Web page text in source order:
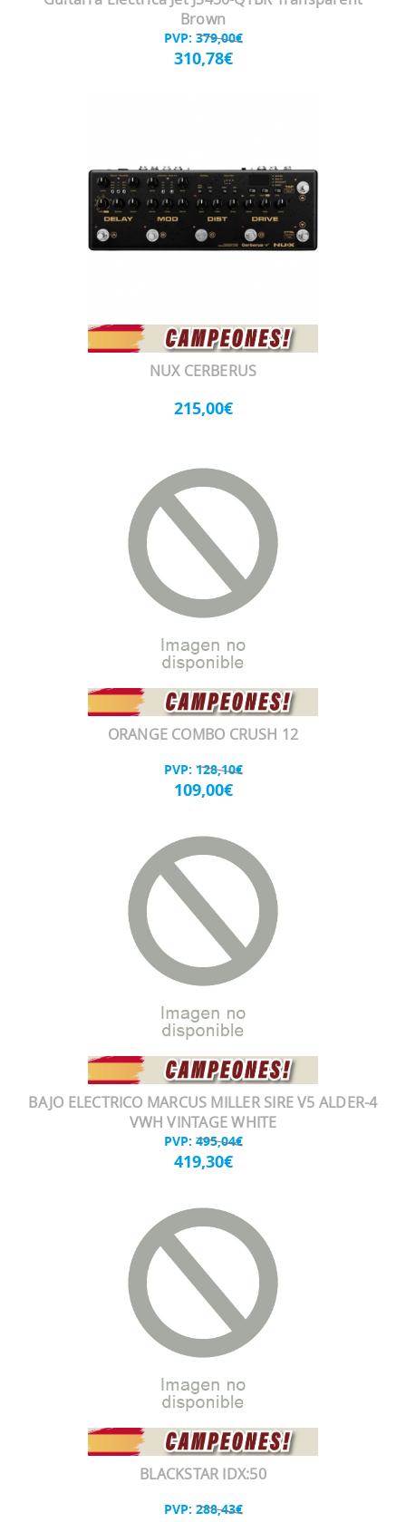
Brown
PVP: 379,00€
310,78€
NUX CERBERUS
215,00€
ORANGE COMBO CRUSH 12
PVP: 128,10€
109,00€
BAJO ELECTRICO MARCUS MILLER SIRE V5 ALDER-4
VWH VINTAGE WHITE
PVP: 495,04€
419,30€
BLACKSTAR IDX:50
PVP: 288,43€